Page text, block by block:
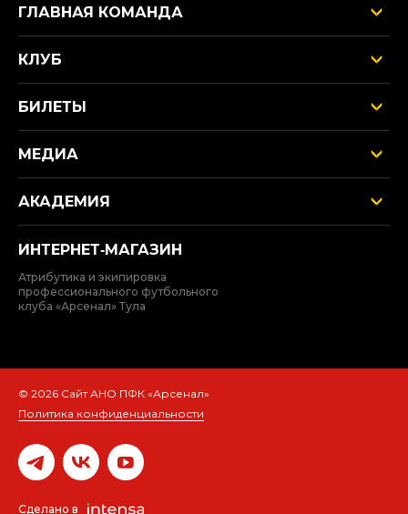
ГЛАВНАЯ КОМАНДА
КЛУБ
БИЛЕТЫ
МЕДИА
АКАДЕМИЯ
ИНТЕРНЕТ‑МАГАЗИН
Атрибутика и экипировка
профессионального футбольного
клуба «Арсенал» Тула
© 2026 Сайт АНО ПФК «Арсенал»
Политика конфиденциальности
Сделано в